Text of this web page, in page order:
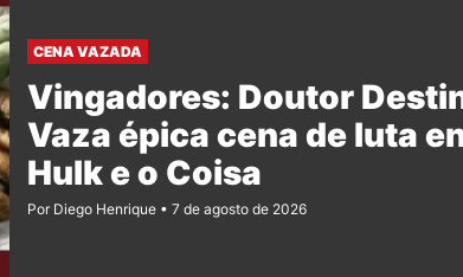
CENA VAZADA
Vingadores: Doutor
Vaza épica cena de luta
Hulk e o Coisa
Por Diego Henrique 7 de agosto de 2026